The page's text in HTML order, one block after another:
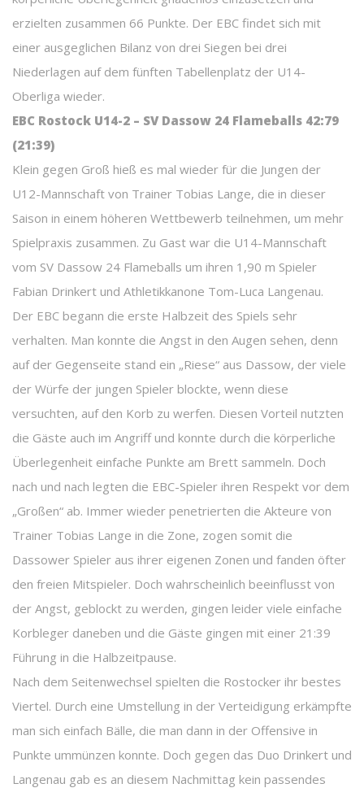
erzielten zusammen 66 Punkte. Der EBC findet sich mit
einer ausgeglichen Bilanz von drei Siegen bei drei
Niederlagen auf dem fünften Tabellenplatz der U14-
Oberliga wieder.
EBC Rostock U14-2 – SV Dassow 24 Flameballs 42:79
(21:39)
Klein gegen Groß hieß es mal wieder für die Jungen der
U12-Mannschaft von Trainer Tobias Lange, die in dieser
Saison in einem höheren Wettbewerb teilnehmen, um mehr
Spielpraxis zusammen. Zu Gast war die U14-Mannschaft
vom SV Dassow 24 Flameballs um ihren 1,90 m Spieler
Fabian Drinkert und Athletikkanone Tom-Luca Langenau.
Der EBC begann die erste Halbzeit des Spiels sehr
verhalten. Man konnte die Angst in den Augen sehen, denn
auf der Gegenseite stand ein „Riese“ aus Dassow, der viele
der Würfe der jungen Spieler blockte, wenn diese
versuchten, auf den Korb zu werfen. Diesen Vorteil nutzten
die Gäste auch im Angriff und konnte durch die körperliche
Überlegenheit einfache Punkte am Brett sammeln. Doch
nach und nach legten die EBC-Spieler ihren Respekt vor dem
„Großen“ ab. Immer wieder penetrierten die Akteure von
Trainer Tobias Lange in die Zone, zogen somit die
Dassower Spieler aus ihrer eigenen Zonen und fanden öfter
den freien Mitspieler. Doch wahrscheinlich beeinflusst von
der Angst, geblockt zu werden, gingen leider viele einfache
Korbleger daneben und die Gäste gingen mit einer 21:39
Führung in die Halbzeitpause.
Nach dem Seitenwechsel spielten die Rostocker ihr bestes
Viertel. Durch eine Umstellung in der Verteidigung erkämpfte
man sich einfach Bälle, die man dann in der Offensive in
Punkte ummünzen konnte. Doch gegen das Duo Drinkert und
Langenau gab es an diesem Nachmittag kein passendes